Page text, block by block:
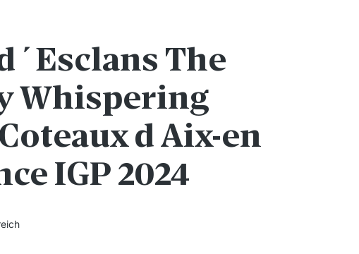
The
Whispering
d Aix-en
IGP 2024